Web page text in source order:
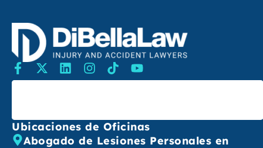
Buscar
Ubicaciones de Oficinas
Abogado de Lesiones Personales en